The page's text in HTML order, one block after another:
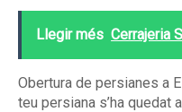
Llegir més Cerrajeria
Obertura de persianes a
teu persiana s’ha quedat